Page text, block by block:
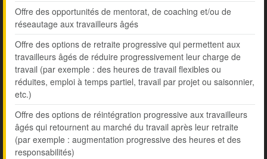
Offre des opportunités de mentorat, de coaching et/ou de
réseautage aux travailleurs âgés
Offre des options de retraite progressive qui permettent aux
travailleurs âgés de réduire progressivement leur charge de
travail (par exemple : des heures de travail flexibles ou
réduites, emploi à temps partiel, travail par projet ou saisonnier,
etc.)
Offre des options de réintégration progressive aux travailleurs
âgés qui retournent au marché du travail après leur retraite
(par exemple : augmentation progressive des heures et des
responsabilités)